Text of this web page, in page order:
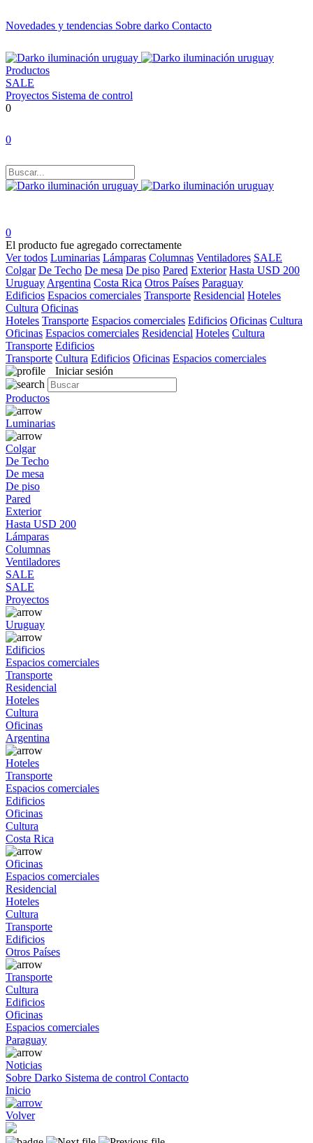
Novedades y tendencias Sobre darko Contacto
Productos
SALE
Proyectos Sistema de control
0
0
0
El producto fue agregado correctamente
Ver todos Luminarias Lámparas Columnas Ventiladores SALE
Colgar De Techo De mesa De piso Pared Exterior Hasta USD 200
Uruguay Argentina Costa Rica Otros Países Paraguay
Edificios Espacios comerciales Transporte Residencial Hoteles
Cultura Oficinas
Hoteles Transporte Espacios comerciales Edificios Oficinas Cultura
Oficinas Espacios comerciales Residencial Hoteles Cultura
Transporte Edificios
Transporte Cultura Edificios Oficinas Espacios comerciales
Iniciar sesión
Productos
Luminarias
Colgar
De Techo
De mesa
De piso
Pared
Exterior
Hasta USD 200
Lámparas
Columnas
Ventiladores
SALE
SALE
Proyectos
Uruguay
Edificios
Espacios comerciales
Transporte
Residencial
Hoteles
Cultura
Oficinas
Argentina
Hoteles
Transporte
Espacios comerciales
Edificios
Oficinas
Cultura
Costa Rica
Oficinas
Espacios comerciales
Residencial
Hoteles
Cultura
Transporte
Edificios
Otros Países
Transporte
Cultura
Edificios
Oficinas
Espacios comerciales
Paraguay
Noticias
Sobre Darko Sistema de control Contacto
Inicio
Volver